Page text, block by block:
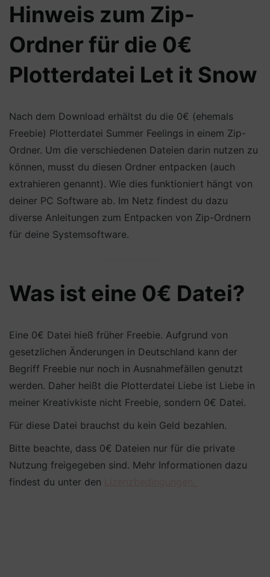
Hinweis zum Zip-
Ordner für die 0€
Plotterdatei Let it Snow
Nach dem Download erhältst du die 0€ (ehemals
Freebie) Plotterdatei Summer Feelings in einem Zip-
Ordner. Um die verschiedenen Dateien darin nutzen zu
können, musst du diesen Ordner entpacken (auch
extrahieren genannt). Wie dies funktioniert hängt von
deiner PC Software ab. Im Netz findest du dazu
diverse Anleitungen zum Entpacken von Zip-Ordnern
für deine Systemsoftware.
Was ist eine 0€ Datei?
Eine 0€ Datei hieß früher Freebie. Aufgrund von
gesetzlichen Änderungen in Deutschland kann der
Begriff Freebie nur noch in Ausnahmefällen genutzt
werden. Daher heißt die Plotterdatei Liebe ist Liebe in
meiner Kreativkiste nicht Freebie, sondern 0€ Datei.
Für diese Datei brauchst du kein Geld bezahlen.
Bitte beachte, dass 0€ Dateien nur für die private
Nutzung freigegeben sind. Mehr Informationen dazu
findest du unter den